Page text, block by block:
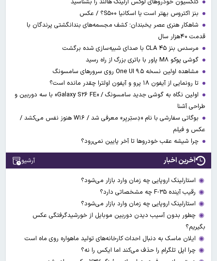
بنز اکتروس بهتر است یا اسکانیا S۵۰۰؟ / عکس
شاهکار هنری عصر یخبندان؛ کشف مجسمه‌های بندانگشتی‌ پرندگان با
قدمت ۴۰هزار سال
مرسدس بنز CLA ۴۵ با صدای شبیه‌سازی شده برگشت
گوشی پوکو M۸ پاور با باتری بزرگ از راه رسید
مشاهده اولین نسخه One UI ۹.۵ روی سرورهای سامسونگ
تا رونمایی از آیفون ۱۸ پرو و آیفون اولترا چقدر مانده است؟
اولین نگاه به گوشی جدید سامسونگ / «Galaxy S۲۶ FE» با سه دوربین و
طراحی آشنا
بوگاتی سفارشی با نام «دِستِریِر» معرفی شد / W۱۶ هنوز نفس می‌کشد /
عکس و فیلم
چرا شیشه عقب خودروها تا آخر پایین نمی‌رود؟
آخرین اخبار آرشیو
استارلینک اروپایی چه زمان وارد بازار می‌شود؟
رقیب آینده F-۳۵ چه مشخصاتی دارد؟
استارلینک اروپایی چه زمان وارد بازار می‌شود؟
چطور بدون آسیب دیدن دوربین موبایل از خورشیدگرفتگی عکس
بگیریم؟
ایلان ماسک به دنبال احداث کارخانه‌های تولید ماهواره روی ماه است
چرا اپل تلگرام را حذف می‌کند اما ایکس را نه؟